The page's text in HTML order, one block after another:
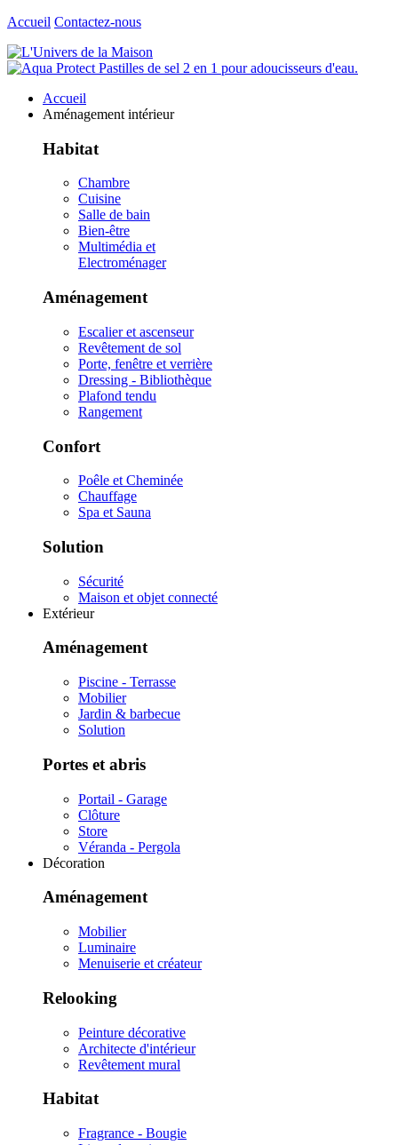
Accueil Contactez-nous
Accueil
Aménagement intérieur
Habitat
Chambre
Cuisine
Salle de bain
Bien-être
Multimédia et
Electroménager
Aménagement
Escalier et ascenseur
Revêtement de sol
Porte, fenêtre et verrière
Dressing - Bibliothèque
Plafond tendu
Rangement
Confort
Poêle et Cheminée
Chauffage
Spa et Sauna
Solution
Sécurité
Maison et objet connecté
Extérieur
Aménagement
Piscine - Terrasse
Mobilier
Jardin & barbecue
Solution
Portes et abris
Portail - Garage
Clôture
Store
Véranda - Pergola
Décoration
Aménagement
Mobilier
Luminaire
Menuiserie et créateur
Relooking
Peinture décorative
Architecte d'intérieur
Revêtement mural
Habitat
Fragrance - Bougie